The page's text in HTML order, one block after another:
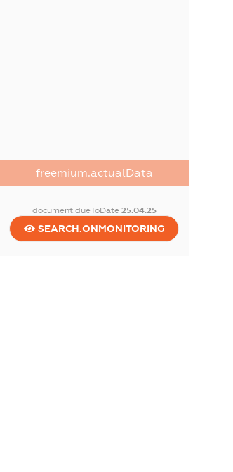
freemium.actualData
document.dueToDate 25.04.25
SEARCH.ONMONITORING